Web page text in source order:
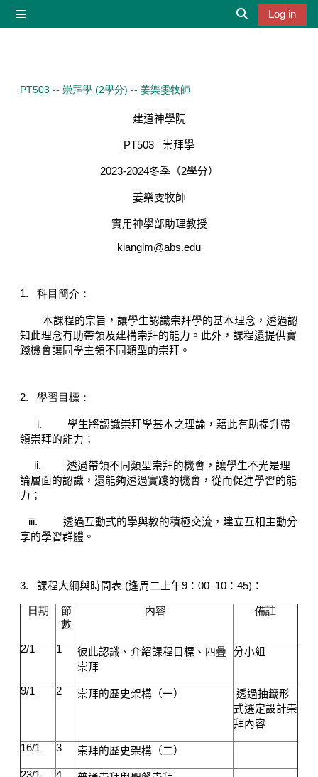
Log in
PT503 -- 崇拜學 (2學分) -- 姜樂雯牧師
建道神學院
PT503 崇拜學
2023-2024冬季（2學分）
姜樂雯牧師
實用神學部助理教授
kianglm@abs.edu
1. 科目簡介：
本課程的宗旨，讓學生認識崇拜學的基本理念，透過認
知此理念有助帶領及建構崇拜的能力。此外，課程還提供實
踐機會讓同學主領不同類型的崇拜。
2. 學習目標：
i. 學生將認識崇拜學基本之理論，藉此有助提升帶
領崇拜的能力；
ii. 透過帶領不同類型崇拜的機會，讓學生不光是理
論層面的認識，還能夠透過實踐的機會，從而促進學習的能
力；
iii. 透過互動式的學與教的積極交流，建立互相主動分
享的學習群體。
3. 課程大綱與時間表 (逢周二上午9 ： 00–10 ： 45) ：
日期
節
數
內容 備註
2/1 1
彼此認識、介紹課程目標、四疊
崇拜
分小組
9/1 2 崇拜的歷史架構（一）
透過抽籤形
式選定設計崇
拜內容
16/1 3 崇拜的歷史架構（二）